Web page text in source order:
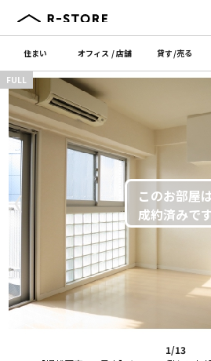
住まい オフィス /店舗 貸す/売る
1/13
〈
FULL